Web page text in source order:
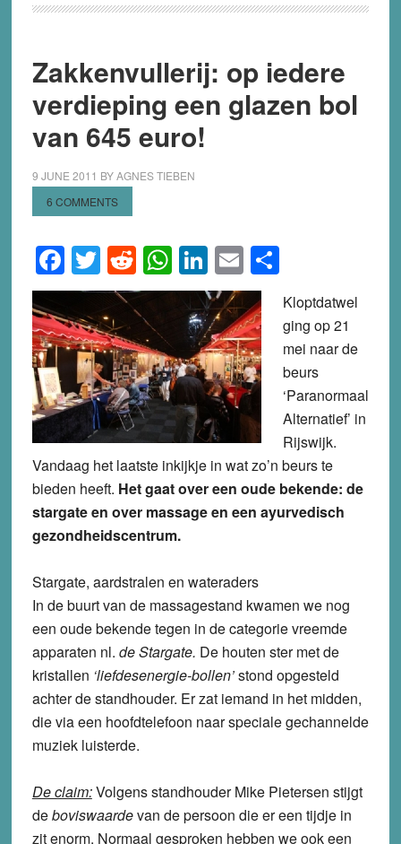
Zakkenvullerij: op iedere
verdieping een glazen bol
van 645 euro!
9 JUNE 2011 BYAGNES TIEBEN
6 COMMENTS
Facebook
Twitter
Reddit
WhatsApp
LinkedIn
EmailShare
Kloptdatwel
ging op 21
mei naar de
beurs
‘Paranormaal
Alternatief’ in
Rijswijk.
Vandaag het laatste inkijkje in wat zo’n beurs te
bieden heeft. Het gaat over een oude bekende: de
stargate en over massage en een ayurvedisch
gezondheidscentrum.
Stargate, aardstralen en wateraders
In de buurt van de massagestand kwamen we nog
een oude bekende tegen in de categorie vreemde
apparaten nl. de Stargate. De houten ster met de
kristallen ‘liefdesenergie-bollen’stond opgesteld
achter de standhouder. Er zat iemand in het midden,
die via een hoofdtelefoon naar speciale gechannelde
muziek luisterde.
De claim:Volgens standhouder Mike Pietersen stijgt
deboviswaardevan de persoon die er een tijdje in
zit enorm. Normaal gesproken hebben we ook een